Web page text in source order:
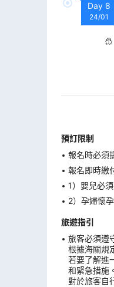
Day 8
24/01
預訂限制
報名時必須
報名即時繳
1）嬰兒必
2）孕婦懷
旅遊指引
旅客必須遵
根據海關規
若要了解進
和緊急措施。
對於旅客自